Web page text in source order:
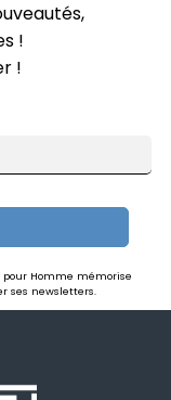
!
!
pour Homme mémorise
ses newsletters.